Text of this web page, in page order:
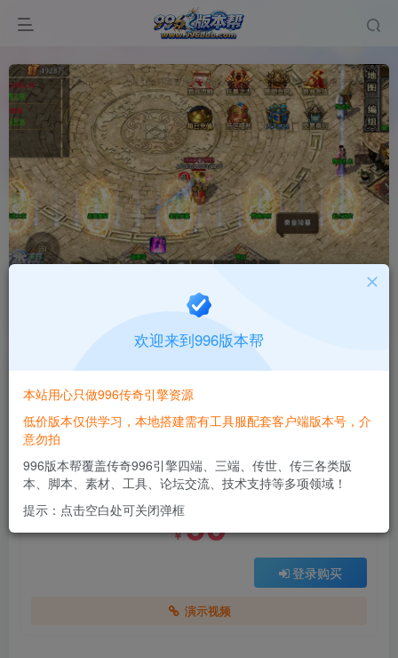
正文
有问题请联系站长
悦畅冰雪
此内容为付费资源，请付费后查看
￥90
登录购买
演示视频
付费资源
欢迎来到996版本帮
本站用心只做996传奇引擎资源
低价版本仅供学习，本地搭建需有工具服配套客户端版本号，介
意勿拍
996版本帮覆盖传奇996引擎四端、三端、传世、传三各类版
本、脚本、素材、工具、论坛交流、技术支持等多项领域！
提示：点击空白处可关闭弹框